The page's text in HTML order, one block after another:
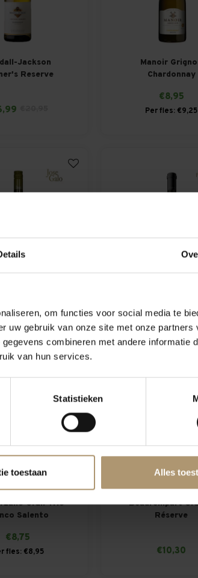
om functies voor social media te
uw gebruik van onze site met onze partners
combineren met andere informatie
van hun services.
Statistieken
toestaan Alles
Jackson
Reserve
Manoir
Chardonnay
€8,95
Per fles: €9,25
€7,75
fles: €8,75
€8,45
Per fles: €8,95
Gran Trio
Salento
€8,75
fles: €8,95
Beaurempart
Réserve
€10,30